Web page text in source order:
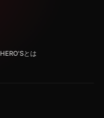
HERO'Sとは